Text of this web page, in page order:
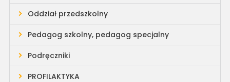
Oddział przedszkolny
Pedagog szkolny, pedagog specjalny
Podręczniki
PROFILAKTYKA